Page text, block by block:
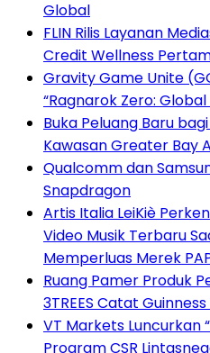
Global
FLIN Rilis Layanan
Credit Wellness
Gravity Game Unite
“Ragnarok Zero:
Buka Peluang Baru
Kawasan Greater Bay
Qualcomm dan
Snapdragon
Artis Italia LeiKiè
Video Musik Terbaru
Memperluas Merek
Ruang Pamer Produk
3TREES Catat
VT Markets Luncurkan
Program CSR